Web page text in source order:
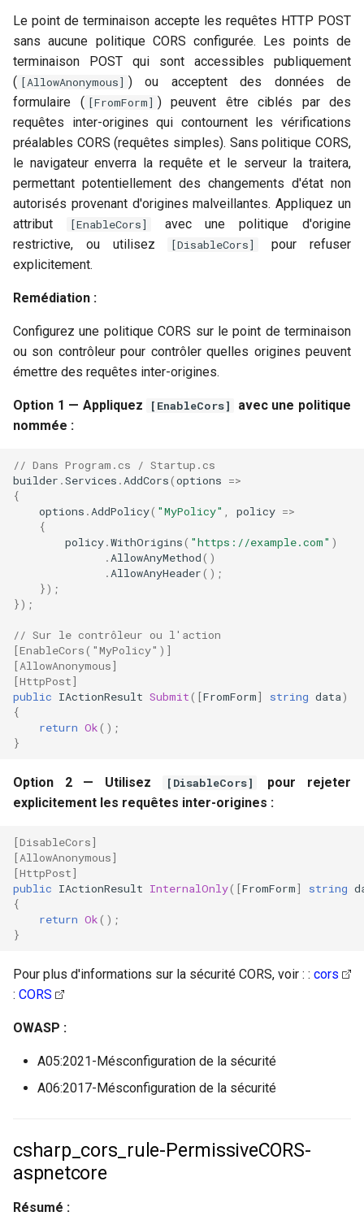
Le point de terminaison accepte les requêtes HTTP POST
sans aucune politique CORS configurée. Les points de
terminaison POST qui sont accessibles publiquement
( [AllowAnonymous] ) ou acceptent des données de
formulaire ( [FromForm] ) peuvent être ciblés par des
requêtes inter-origines qui contournent les vérifications
préalables CORS (requêtes simples). Sans politique CORS,
le navigateur enverra la requête et le serveur la traitera,
permettant potentiellement des changements d'état non
autorisés provenant d'origines malveillantes. Appliquez un
attribut
[EnableCors]
avec une politique d'origine
restrictive, ou utilisez
[DisableCors]
pour refuser
explicitement.
Remédiation :
Configurez une politique CORS sur le point de terminaison
ou son contrôleur pour contrôler quelles origines peuvent
émettre des requêtes inter-origines.
Option 1 — Appliquez [EnableCors]
avec une politique
nommée :
// Dans Program.cs / Startup.cs
builder .Services . AddCors(options =>
{
options . AddPolicy( "MyPolicy" policy =>
{
policy.WithOrigins( "https://example.com" )
. AllowAnyMethod()
. AllowAnyHeader();
});
});
// Sur le contrôleur ou l'action
[EnableCors("MyPolicy")]
[AllowAnonymous]
[HttpPost]
public IActionResult Submit([FromForm] string data)
{
return Ok();
}
Option 2 — Utilisez [DisableCors]
pour rejeter
explicitement les requêtes inter-origines :
[DisableCors]
[AllowAnonymous]
[HttpPost]
public IActionResult InternalOnly([FromForm] string
{
return Ok();
}
Pour plus d'informations sur la sécurité CORS, voir : : cors
: CORS
OWASP :
A05:2021-Mésconfiguration de la sécurité
A06:2017-Mésconfiguration de la sécurité
csharp_cors_rule-PermissiveCORS-
aspnetcore
Résumé :